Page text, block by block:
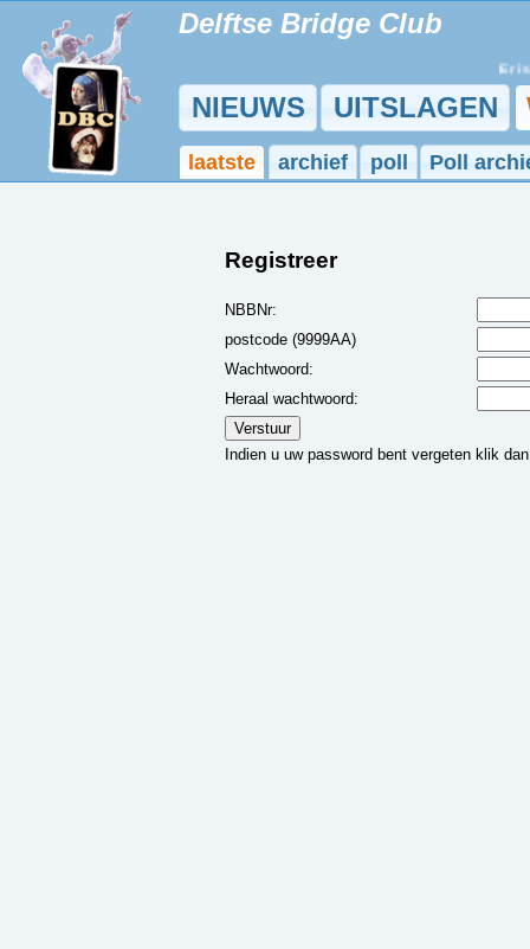
Delftse Bridge Club
Er is
NIEUWS UITSLAGEN
laatste archief poll Poll
Registreer
NBBNr:
postcode (9999AA)
Wachtwoord:
Heraal wachtwoord:
Indien u uw password bent vergeten klik